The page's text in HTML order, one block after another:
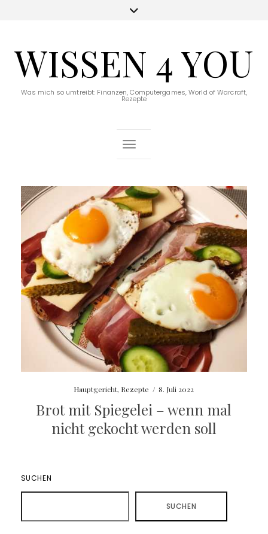
WISSEN 4 YOU
Was mich so umtreibt: Finanzen, Computergames, World of Warcraft,
Rezepte
Toggle Navigation
Hauptgericht, Rezepte / 8. Juli 2022
Brot mit Spiegelei – wenn mal
nicht gekocht werden soll
SUCHEN
SUCHEN